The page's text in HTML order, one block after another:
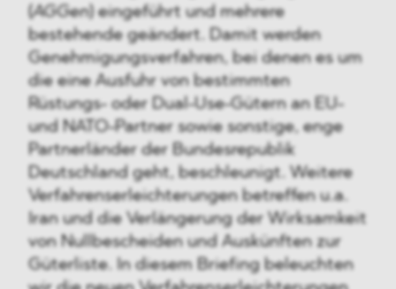
(AGGen ) eingeführt und mehrere
bestehende geändert. Damit werden
Genehmigungsverfahren, bei denen es um
die eine Ausfuhr von bestimmten
Rüstungs- oder Dual-Use-Gütern an EU-
und NATO-Partner sowie sonstige, enge
Partnerländer der Bundesrepublik
Deutschland geht, beschleunigt. Weitere
Verfahrenserleichterungen betreffen u.a.
Iran und die Verlängerung der Wirksamkeit
von Nullbescheiden und Auskünften zur
Güterliste. In diesem Briefing beleuchten